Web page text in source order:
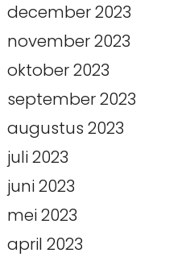
december 2023
november 2023
oktober 2023
september 2023
augustus 2023
juli 2023
juni 2023
mei 2023
april 2023